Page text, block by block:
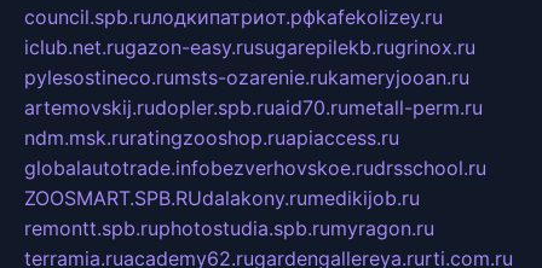
council.spb.ruлодкипатриот.рфkafekolizey.ru
iclub.net.rugazon-easy.rusugarepilekb.rugrinox.ru
pylesostineco.rumsts-ozarenie.rukameryjooan.ru
artemovskij.rudopler.spb.ruaid70.rumetall-perm.ru
ndm.msk.ruratingzooshop.ruapiaccess.ru
globalautotrade.infobezverhovskoe.rudrsschool.ru
ZOOSMART.SPB.RUdalakony.rumedikijob.ru
remontt.spb.ruphotostudia.spb.rumyragon.ru
terramia.ruacademy62.rugardengallereya.rurti.com.ru